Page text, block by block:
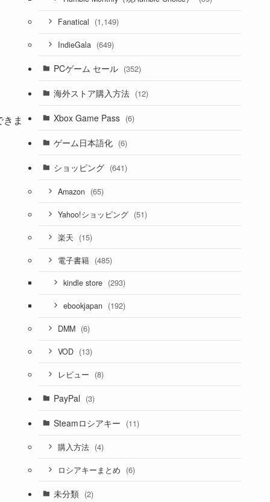
ま
Fanatical (1,149)
IndieGala (649)
PCゲーム セール (352)
海外ストア購入方法 (12)
Xbox Game Pass (6)
ゲーム日本語化 (6)
ショッピング (641)
Amazon (65)
Yahoo!ショッピング (51)
楽天 (15)
電子書籍 (485)
kindle store (293)
ebookjapan (192)
DMM (6)
VOD (13)
レビュー (8)
PayPal (3)
Steamロシアキー (11)
購入方法 (4)
ロシアキーまとめ (6)
未分類 (2)